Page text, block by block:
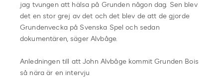
jag tvungen att hälsa på Grunden någon dag. Sen blev
det en stor grej av det och det blev de att de gjorde
Grundenvecka på Svenska Spel och sedan
dokumentären, säger Alvbåge.
Anledningen till att John Alvbåge kommit Grunden Bois
så nära är en intervju